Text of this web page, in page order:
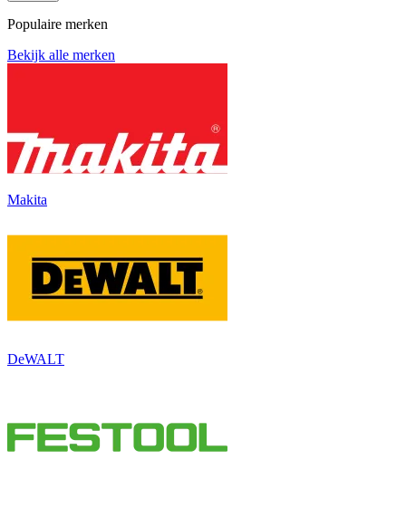
Populaire merken
Bekijk alle merken
Makita
DeWALT